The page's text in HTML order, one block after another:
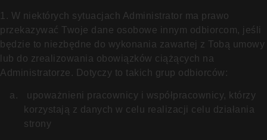
1. W niektórych sytuacjach Administrator ma prawo
przekazywać Twoje dane osobowe innym odbiorcom, jeśli
będzie to niezbędne do wykonania zawartej z Tobą umowy
lub do zrealizowania obowiązków ciążących na
Administratorze. Dotyczy to takich grup odbiorców:
a.
upoważnieni pracownicy i współpracownicy, którzy
korzystają z danych w celu realizacji celu działania
strony